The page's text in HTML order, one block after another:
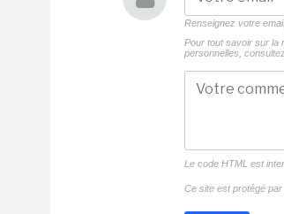
Renseignez votre
Pour tout savoir sur la
personnelles,
Le code HTML est
Ce site est protégé